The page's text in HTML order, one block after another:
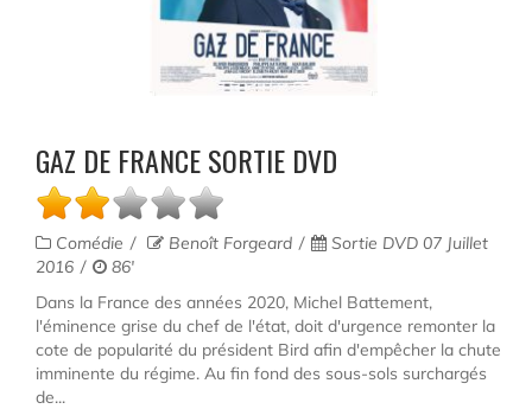
GAZ DE FRANCE SORTIE DVD
Comédie Benoît Forgeard
Sortie DVD 07 Juillet
2016
86'
Dans la France des années 2020, Michel Battement,
l'éminence grise du chef de l'état, doit d'urgence remonter la
cote de popularité du président Bird afin d'empêcher la chute
imminente du régime. Au fin fond des sous-sols surchargés
de...